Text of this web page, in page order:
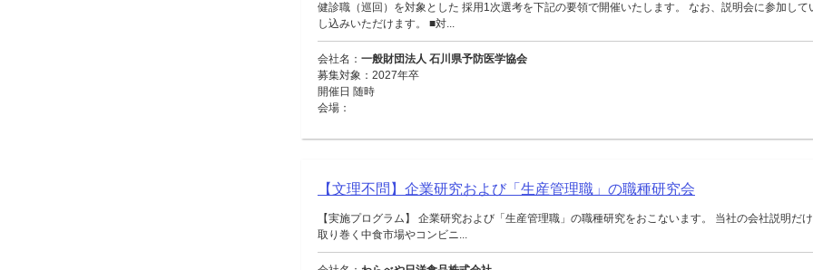
健診職（巡回）を対象とした 採用1次選考を下記の要領で開催いたします。 なお、説明会に参加して
し込みいただけます。 ■対...
会社名： 一般財団法人 石川県予防医学協会
募集対象：2027年卒
開催日 随時
会場：
【文理不問】企業研究および「生産管理職」の職種研究会
【実施プログラム】 企業研究および「生産管理職」の職種研究をおこないます。 当社の会社説明だ
取り巻く中食市場やコンビニ...